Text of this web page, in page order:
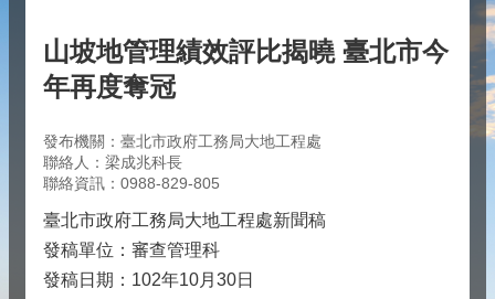
山坡地管理績效評比揭曉 臺北市今
年再度奪冠
發布機關：臺北市政府工務局大地工程處
聯絡人：梁成兆科長
聯絡資訊：0988-829-805
臺北市政府工務局大地工程處新聞稿
發稿單位：審查管理科
發稿日期：102年10月30日